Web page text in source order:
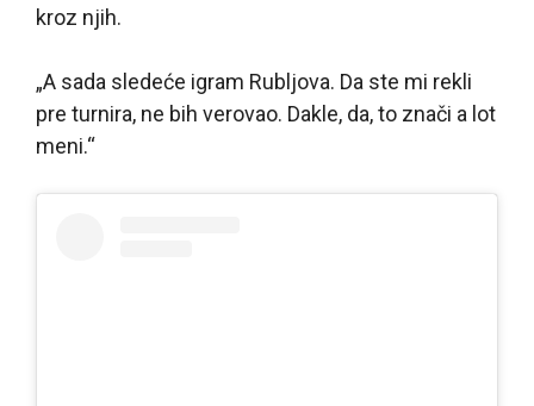
kroz njih.
„A sada sledeće igram Rubljova. Da ste mi rekli
pre turnira, ne bih verovao. Dakle, da, to znači a lot
meni.“